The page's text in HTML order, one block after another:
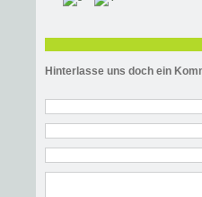
Hinterlasse uns doch ein